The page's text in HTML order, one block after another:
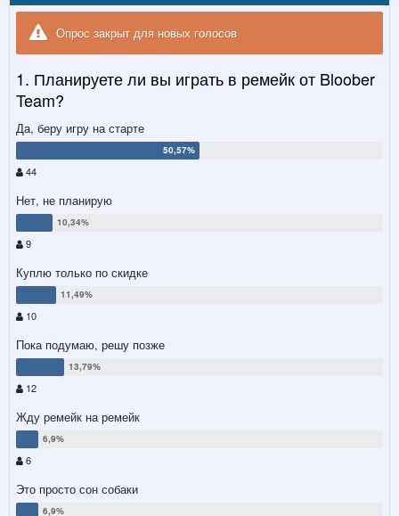
Опрос закрыт для новых голосов
1. Планируете ли вы играть в ремейк от Bloober
Team?
Да, беру игру на старте
44
Нет, не планирую
9
Куплю только по скидке
10
Пока подумаю, решу позже
12
Жду ремейк на ремейк
6
Это просто сон собаки